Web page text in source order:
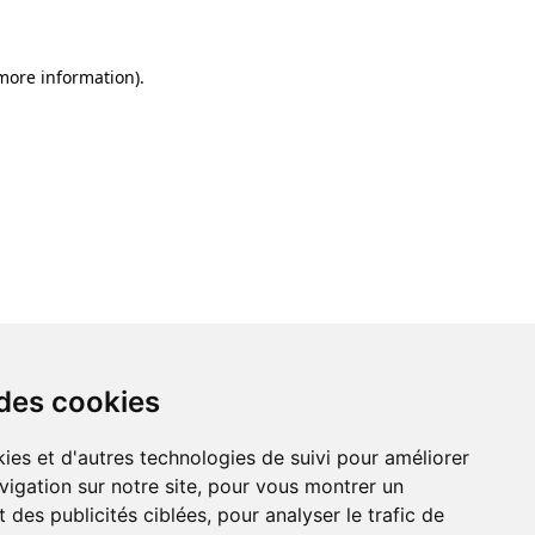
cookies
et d'autres technologies de suivi pour améliorer
sur notre site, pour vous montrer un
des publicités ciblées, pour analyser le trafic de
information).